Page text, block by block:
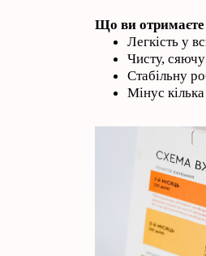
Що ви отримаєте
Легкість у
Чисту,
Стабільну
Мінус кілька